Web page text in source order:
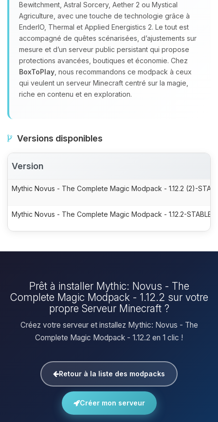
Bewitchment, Astral Sorcery, Aether 2 ou Mystical
Agriculture, avec une touche de technologie grâce à
EnderIO, Thermal et Applied Energistics 2. Le tout est
accompagné de quêtes scénarisées, d’ajustements sur
mesure et d’un serveur public persistant qui propose
protections avancées, boutiques et économie. Chez
BoxToPlay , nous recommandons ce modpack à ceux
qui veulent un serveur Minecraft centré sur la magie,
riche en contenu et en exploration.
Versions disponibles
Version
Mythic Novus - The Complete Magic Modpack - 1.12.2 (2)-
Mythic Novus - The Complete Magic Modpack - 1.12.2-STABLE-
Prêt à installer Mythic: Novus - The
Complete Magic Modpack - 1.12.2 sur votre
propre Serveur Minecraft ?
Créez votre serveur et installez Mythic: Novus - The
Complete Magic Modpack - 1.12.2 en 1 clic !
Retour à la liste des modpacks
Créer mon serveur